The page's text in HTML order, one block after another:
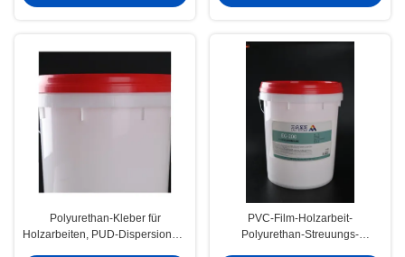
Polyurethan-Kleber für
Holzarbeiten, PUD-Dispersionen,
PVC-Film-Holzarbeit-
Polyurethan-Streuungs-